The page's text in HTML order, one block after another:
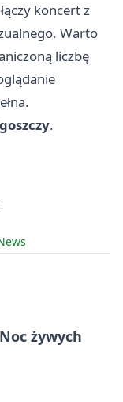
koncert z
Warto
liczbę
.
żywych